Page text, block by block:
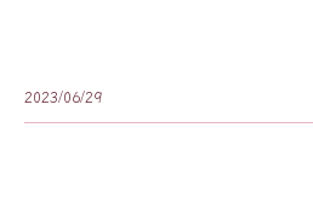
2023/06/29